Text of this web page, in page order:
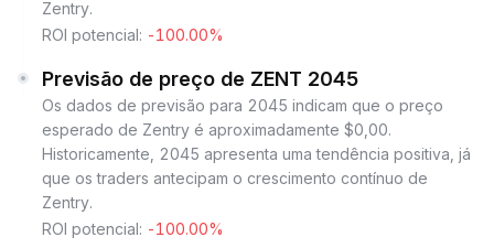
Zentry.
ROI potencial: -100.00%
Previsão de preço de ZENT 2045
Os dados de previsão para 2045 indicam que o preço
esperado de Zentry é aproximadamente $0,00.
Historicamente, 2045 apresenta uma tendência positiva, já
que os traders antecipam o crescimento contínuo de
Zentry.
ROI potencial: -100.00%